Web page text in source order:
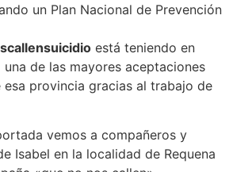
un Plan Nacional de Prevención
está teniendo en
una de las mayores aceptaciones
provincia gracias al trabajo de
vemos a compañeros y
Isabel en la localidad de Requena